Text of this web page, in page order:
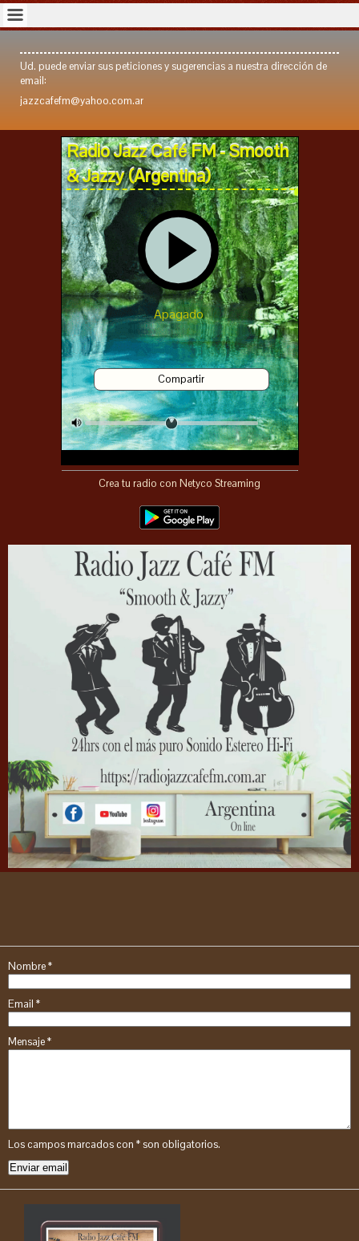
Ud. puede enviar sus peticiones y sugerencias a nuestra dirección de
email:
jazzcafefm@yahoo.com.ar
Radio Jazz Café FM - Smooth
& Jazzy (Argentina)
Compartir
Apagado
Crea tu radio con Netyco Streaming
Nombre*
Email *
Mensaje*
Los campos marcados con *son obligatorios.